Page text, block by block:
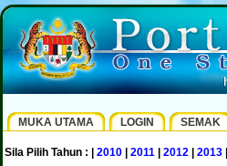
MUKA UTAMA LOGIN SEMAK
Sila Pilih Tahun : | 2010 2011 2012 2013